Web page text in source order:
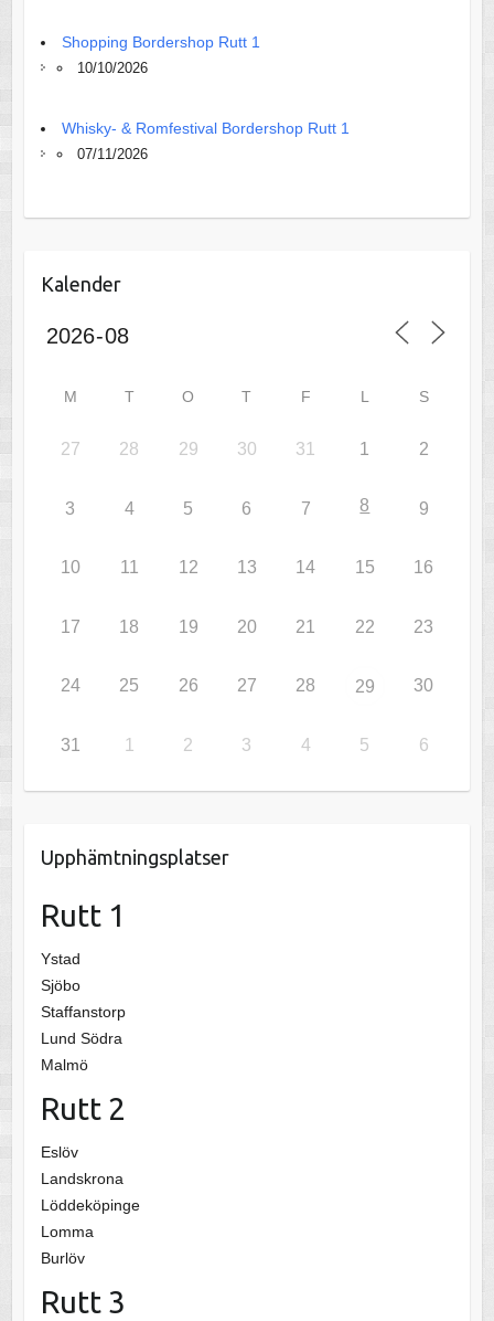
Shopping Bordershop Rutt 1
10/10/2026
Whisky- & Romfestival Bordershop Rutt 1
07/11/2026
Kalender
M T O T F L S
27 28 29 30 31 1 2
3 4 5 6 7 8 9
10 11 12 13 14 15 16
17 18 19 20 21 22 23
24 25 26 27 28 29 30
31 1 2 3 4 5 6
Upphämtningsplatser
Rutt 1
Ystad
Sjöbo
Staffanstorp
Lund Södra
Malmö
Rutt 2
Eslöv
Landskrona
Löddeköpinge
Lomma
Burlöv
Rutt 3